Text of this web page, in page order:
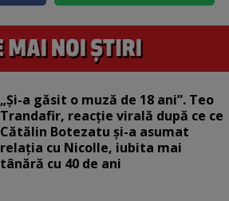
„Și-a găsit o muză de 18 ani”. Teo
Trandafir, reacție virală după ce ce
Cătălin Botezatu și-a asumat
relația cu Nicolle, iubita mai
tânără cu 40 de ani